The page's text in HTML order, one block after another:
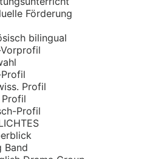
Förderung
bilingual
Profil
Profil
Band